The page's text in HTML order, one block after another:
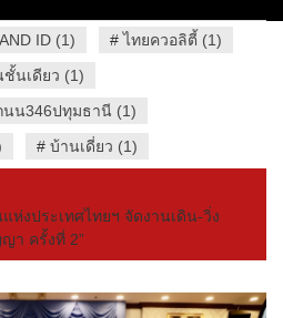
ID (1) #ไทยควอลิตี้ (1)
นเดียว (1)
นน346ปทุมธานี (1)
# บ้านเดี่ยว (1)
งประเทศไทยฯ จัดงานเดิน-วิ่ง
า ครั้งที่ 2”